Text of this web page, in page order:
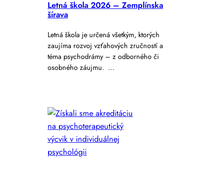
Letná škola 2026 – Zemplínska
šírava
Letná škola je určená všetkým, ktorých
zaujíma rozvoj vzťahových zručností a
téma psychodrámy – z odborného či
osobného záujmu. …